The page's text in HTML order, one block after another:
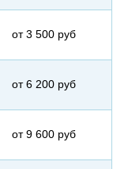
от 3 500 руб
от 6 200 руб
от 9 600 руб